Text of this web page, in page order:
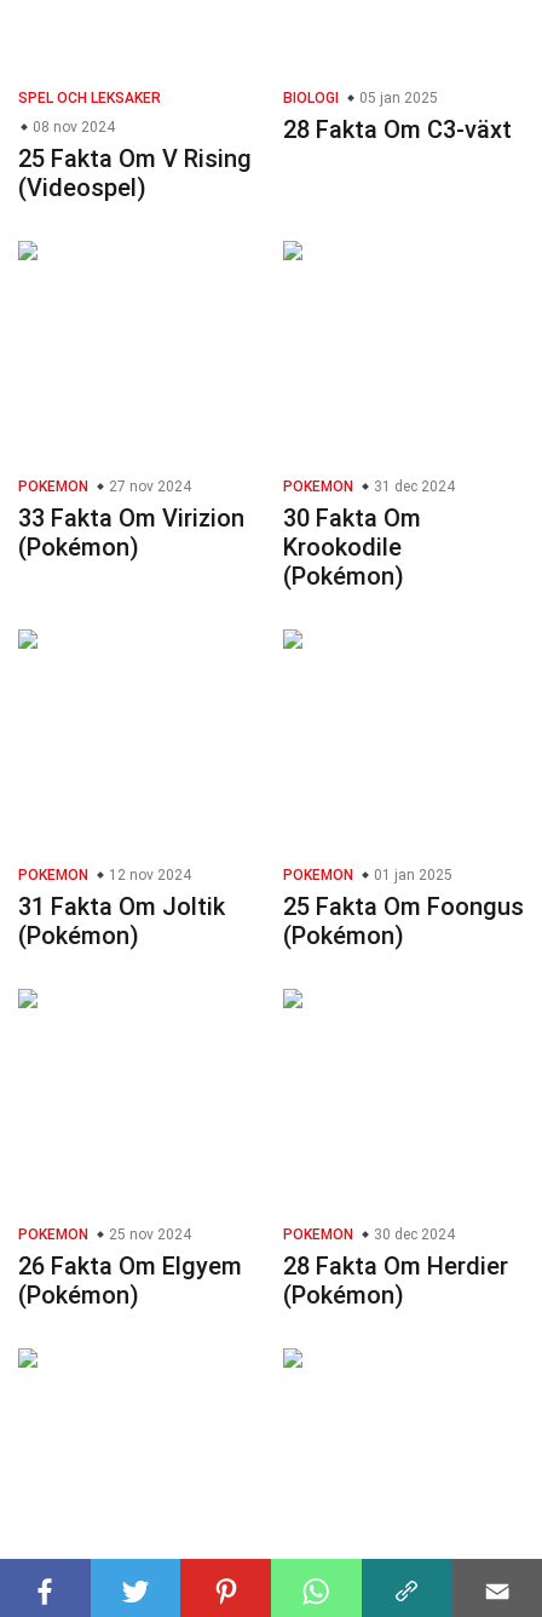
SPEL OCH LEKSAKER
08 nov 2024
25 Fakta Om V Rising
(Videospel)
BIOLOGI 05 jan 2025
28 Fakta Om C3-växt
POKEMON 27 nov 2024
33 Fakta Om Virizion
(Pokémon)
POKEMON 31 dec 2024
30 Fakta Om
Krookodile
(Pokémon)
POKEMON 12 nov 2024
31 Fakta Om Joltik
(Pokémon)
POKEMON 01 jan 2025
25 Fakta Om Foongus
(Pokémon)
POKEMON 25 nov 2024
26 Fakta Om Elgyem
(Pokémon)
POKEMON 30 dec 2024
28 Fakta Om Herdier
(Pokémon)
POKEMON 30 nov 2024 POKEMON 27 okt 2024